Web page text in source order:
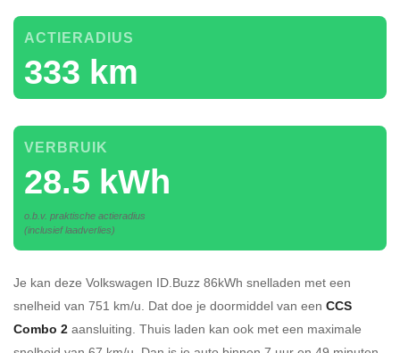
333 km
ACTIERADIUS
28.5 kWh
VERBRUIK
o.b.v. praktische actieradius
(inclusief laadverlies)
Je kan deze Volkswagen ID.Buzz 86kWh snelladen met een
snelheid van 751 km/u. Dat doe je doormiddel van een CCS
Combo 2 aansluiting. Thuis laden kan ook met een maximale